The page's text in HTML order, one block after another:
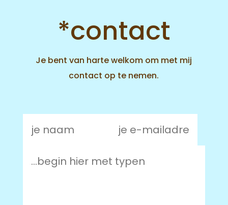
*contact
Je bent van harte welkom om met mij
contact op te nemen.